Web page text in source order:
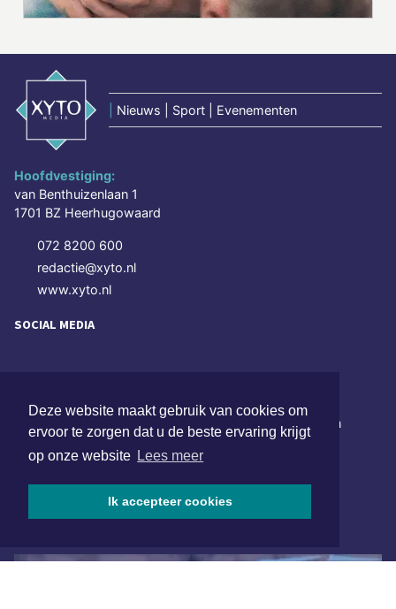
Deze website maakt gebruik van cookies om
ervoor te zorgen dat u de beste ervaring krijgt
op onze website Lees meer
Ik accepteer cookies
Nieuws | Sport | Evenementen
Hoofdvestiging:
van Benthuizenlaan 1
1701 BZ Heerhugowaard
072 8200 600
redactie@xyto.nl
www.xyto.nl
SOCIAL MEDIA
Schrijf je in voor onze nieuwsbrief en krijg wekelijks een
samenvatting van alle gebeurtenissen uit jouw regio.
Aanmelden